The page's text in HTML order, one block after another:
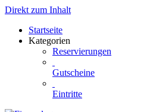
Direkt zum Inhalt
Startseite
Kategorien
Reservierungen
Gutscheine
Eintritte